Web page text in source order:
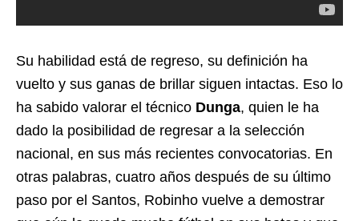
Su habilidad está de regreso, su definición ha
vuelto y sus ganas de brillar siguen intactas. Eso lo
ha sabido valorar el técnico Dunga, quien le ha
dado la posibilidad de regresar a la selección
nacional, en sus más recientes convocatorias. En
otras palabras, cuatro años después de su último
paso por el Santos, Robinho vuelve a demostrar